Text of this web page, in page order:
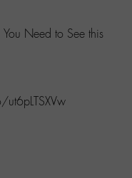
You Need to See this